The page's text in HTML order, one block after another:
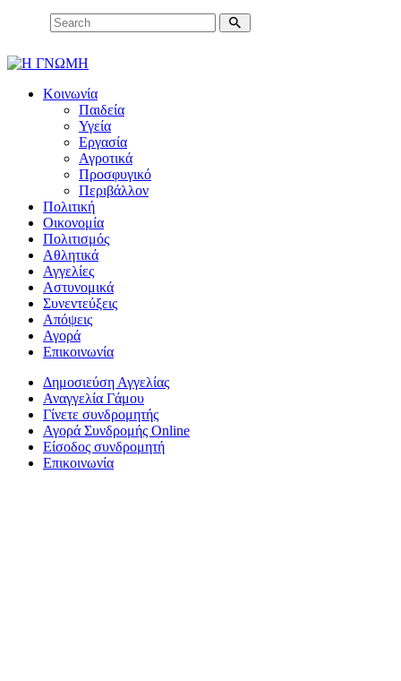
Κοινωνία
Παιδεία
Υγεία
Εργασία
Αγροτικά
Προσφυγικό
Περιβάλλον
Πολιτική
Οικονομία
Πολιτισμός
Αθλητικά
Αγγελίες
Αστυνομικά
Συνεντεύξεις
Απόψεις
Αγορά
Επικοινωνία
Δημοσιεύση Αγγελίας
Αναγγελία Γάμου
Γίνετε συνδρομητής
Αγορά Συνδρομής Online
Είσοδος συνδρομητή
Επικοινωνία